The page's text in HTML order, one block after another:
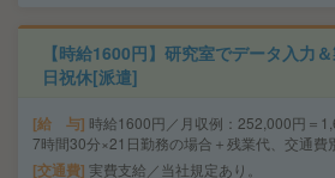
【時給1600円】研究室でデータ入力
日祝休[派遣]
給 与 時給1600円／月収例：252,000円＝
7時間30分×21日勤務の場合＋残業代、交通費
交通費 実費支給／当社規定あり。